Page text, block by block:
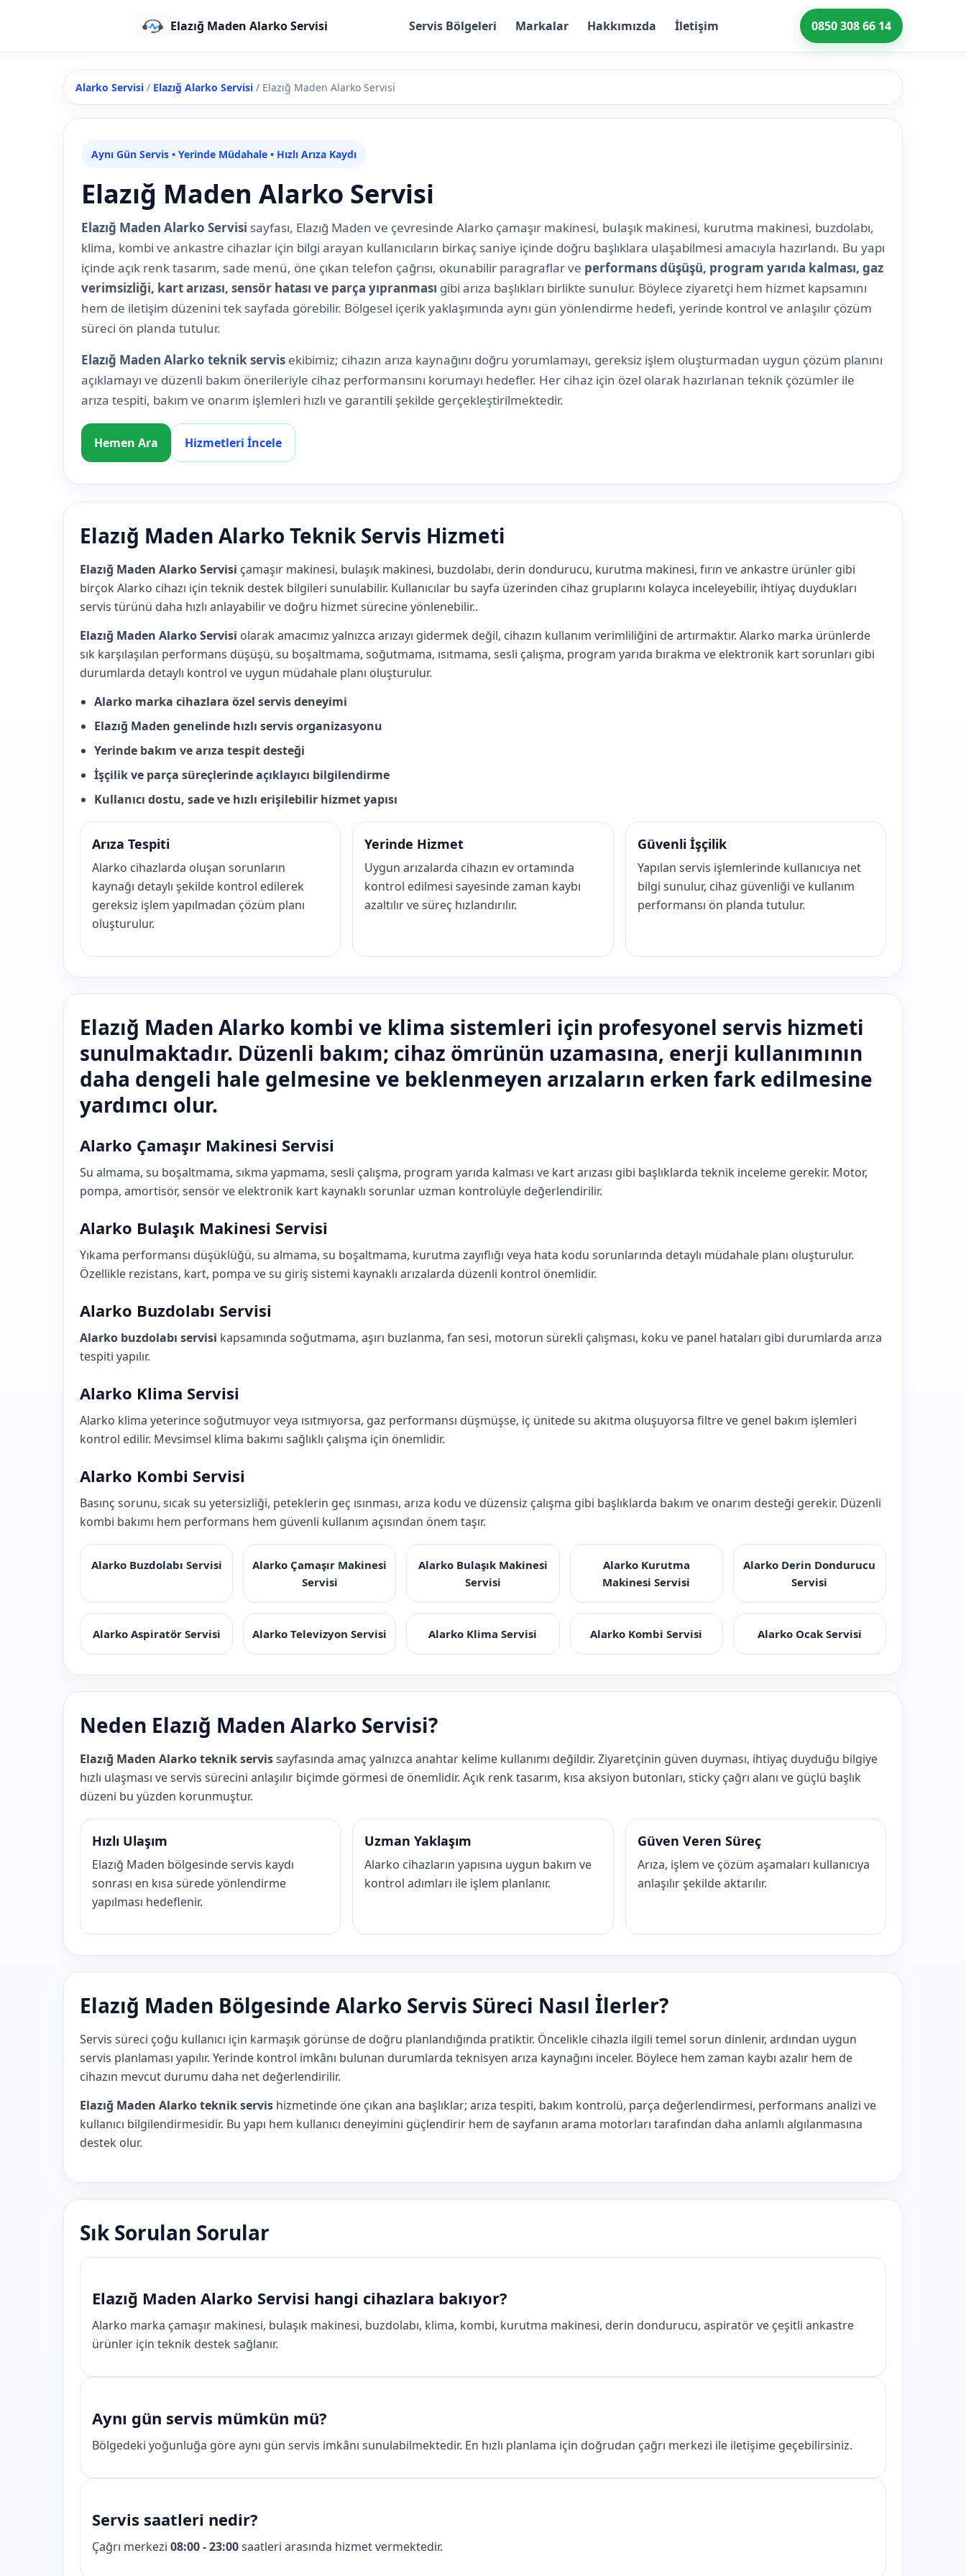
Elazığ Maden Alarko Servisi Servis Bölgeleri Markalar Hakkımızda İletişim 0850 308 66 14
Alarko Servisi / Elazığ Alarko Servisi / Elazığ Maden Alarko Servisi
Aynı Gün Servis • Yerinde Müdahale • Hızlı Arıza Kaydı
Elazığ Maden Alarko Servisi
Elazığ Maden Alarko Servisi sayfası, Elazığ Maden ve çevresinde Alarko çamaşır makinesi, bulaşık makinesi, kurutma makinesi, buzdolabı,
klima, kombi ve ankastre cihazlar için bilgi arayan kullanıcıların birkaç saniye içinde doğru başlıklara ulaşabilmesi amacıyla hazırlandı. Bu yapı
içinde açık renk tasarım, sade menü, öne çıkan telefon çağrısı, okunabilir paragraflar ve performans düşüşü, program yarıda kalması, gaz
verimsizliği, kart arızası, sensör hatası ve parça yıpranması gibi arıza başlıkları birlikte sunulur. Böylece ziyaretçi hem hizmet kapsamını
hem de iletişim düzenini tek sayfada görebilir. Bölgesel içerik yaklaşımında aynı gün yönlendirme hedefi, yerinde kontrol ve anlaşılır çözüm
süreci ön planda tutulur.
Elazığ Maden Alarko teknik servis ekibimiz; cihazın arıza kaynağını doğru yorumlamayı, gereksiz işlem oluşturmadan uygun çözüm planını
açıklamayı ve düzenli bakım önerileriyle cihaz performansını korumayı hedefler. Her cihaz için özel olarak hazırlanan teknik çözümler ile
arıza tespiti, bakım ve onarım işlemleri hızlı ve garantili şekilde gerçekleştirilmektedir.
Hemen Ara Hizmetleri İncele
Elazığ Maden Alarko Teknik Servis Hizmeti
Elazığ Maden Alarko Servisi çamaşır makinesi, bulaşık makinesi, buzdolabı, derin dondurucu, kurutma makinesi, fırın ve ankastre ürünler gibi
birçok Alarko cihazı için teknik destek bilgileri sunulabilir. Kullanıcılar bu sayfa üzerinden cihaz gruplarını kolayca inceleyebilir, ihtiyaç duydukları
servis türünü daha hızlı anlayabilir ve doğru hizmet sürecine yönlenebilir..
Elazığ Maden Alarko Servisi olarak amacımız yalnızca arızayı gidermek değil, cihazın kullanım verimliliğini de artırmaktır. Alarko marka ürünlerde
sık karşılaşılan performans düşüşü, su boşaltmama, soğutmama, ısıtmama, sesli çalışma, program yarıda bırakma ve elektronik kart sorunları gibi
durumlarda detaylı kontrol ve uygun müdahale planı oluşturulur.
Alarko marka cihazlara özel servis deneyimi
Elazığ Maden genelinde hızlı servis organizasyonu
Yerinde bakım ve arıza tespit desteği
İşçilik ve parça süreçlerinde açıklayıcı bilgilendirme
Kullanıcı dostu, sade ve hızlı erişilebilir hizmet yapısı
Arıza Tespiti
Alarko cihazlarda oluşan sorunların
kaynağı detaylı şekilde kontrol edilerek
gereksiz işlem yapılmadan çözüm planı
oluşturulur.
Yerinde Hizmet
Uygun arızalarda cihazın ev ortamında
kontrol edilmesi sayesinde zaman kaybı
azaltılır ve süreç hızlandırılır.
Güvenli İşçilik
Yapılan servis işlemlerinde kullanıcıya net
bilgi sunulur, cihaz güvenliği ve kullanım
performansı ön planda tutulur.
Elazığ Maden Alarko kombi ve klima sistemleri için profesyonel servis hizmeti
sunulmaktadır. Düzenli bakım; cihaz ömrünün uzamasına, enerji kullanımının
daha dengeli hale gelmesine ve beklenmeyen arızaların erken fark edilmesine
yardımcı olur.
Alarko Çamaşır Makinesi Servisi
Su almama, su boşaltmama, sıkma yapmama, sesli çalışma, program yarıda kalması ve kart arızası gibi başlıklarda teknik inceleme gerekir. Motor,
pompa, amortisör, sensör ve elektronik kart kaynaklı sorunlar uzman kontrolüyle değerlendirilir.
Alarko Bulaşık Makinesi Servisi
Yıkama performansı düşüklüğü, su almama, su boşaltmama, kurutma zayıflığı veya hata kodu sorunlarında detaylı müdahale planı oluşturulur.
Özellikle rezistans, kart, pompa ve su giriş sistemi kaynaklı arızalarda düzenli kontrol önemlidir.
Alarko Buzdolabı Servisi
Alarko buzdolabı servisi kapsamında soğutmama, aşırı buzlanma, fan sesi, motorun sürekli çalışması, koku ve panel hataları gibi durumlarda arıza
tespiti yapılır.
Alarko Klima Servisi
Alarko klima yeterince soğutmuyor veya ısıtmıyorsa, gaz performansı düşmüşse, iç ünitede su akıtma oluşuyorsa filtre ve genel bakım işlemleri
kontrol edilir. Mevsimsel klima bakımı sağlıklı çalışma için önemlidir.
Alarko Kombi Servisi
Basınç sorunu, sıcak su yetersizliği, peteklerin geç ısınması, arıza kodu ve düzensiz çalışma gibi başlıklarda bakım ve onarım desteği gerekir. Düzenli
kombi bakımı hem performans hem güvenli kullanım açısından önem taşır.
Alarko Buzdolabı Servisi
Alarko Çamaşır Makinesi
Servisi
Alarko Bulaşık Makinesi
Servisi
Alarko Kurutma
Makinesi Servisi
Alarko Derin Dondurucu
Servisi
Alarko Aspiratör Servisi Alarko Televizyon Servisi Alarko Klima Servisi Alarko Kombi Servisi Alarko Ocak Servisi
Neden Elazığ Maden Alarko Servisi?
Elazığ Maden Alarko teknik servissayfasında amaç yalnızca anahtar kelime kullanımı değildir. Ziyaretçinin güven duyması, ihtiyaç duyduğu bilgiye
hızlı ulaşması ve servis sürecini anlaşılır biçimde görmesi de önemlidir. Açık renk tasarım, kısa aksiyon butonları, sticky çağrı alanı ve güçlü başlık
düzeni bu yüzden korunmuştur.
Hızlı Ulaşım
Elazığ Maden bölgesinde servis kaydı
sonrası en kısa sürede yönlendirme
yapılması hedeflenir.
Uzman Yaklaşım
Alarko cihazların yapısına uygun bakım ve
kontrol adımları ile işlem planlanır.
Güven Veren Süreç
Arıza, işlem ve çözüm aşamaları kullanıcıya
anlaşılır şekilde aktarılır.
Elazığ Maden Bölgesinde Alarko Servis Süreci Nasıl İlerler?
Servis süreci çoğu kullanıcı için karmaşık görünse de doğru planlandığında pratiktir. Öncelikle cihazla ilgili temel sorun dinlenir, ardından uygun
servis planlaması yapılır. Yerinde kontrol imkânı bulunan durumlarda teknisyen arıza kaynağını inceler. Böylece hem zaman kaybı azalır hem de
cihazın mevcut durumu daha net değerlendirilir.
Elazığ Maden Alarko teknik servis hizmetinde öne çıkan ana başlıklar; arıza tespiti, bakım kontrolü, parça değerlendirmesi, performans analizi ve
kullanıcı bilgilendirmesidir. Bu yapı hem kullanıcı deneyimini güçlendirir hem de sayfanın arama motorları tarafından daha anlamlı algılanmasına
destek olur.
Sık Sorulan Sorular
Elazığ Maden Alarko Servisi hangi cihazlara bakıyor?
Alarko marka çamaşır makinesi, bulaşık makinesi, buzdolabı, klima, kombi, kurutma makinesi, derin dondurucu, aspiratör ve çeşitli ankastre
ürünler için teknik destek sağlanır.
Aynı gün servis mümkün mü?
Bölgedeki yoğunluğa göre aynı gün servis imkânı sunulabilmektedir. En hızlı planlama için doğrudan çağrı merkezi ile iletişime geçebilirsiniz.
Servis saatleri nedir?
Çağrı merkezi 08:00 - 23:00saatleri arasında hizmet vermektedir.